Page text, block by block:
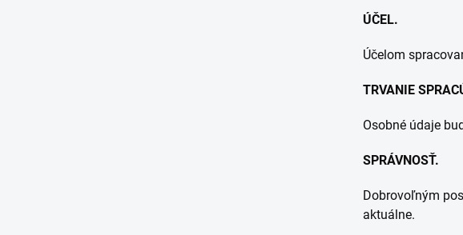
ÚČEL.
Účelom
TRVANIE
Osobné údaje
SPRÁVNOSŤ.
Dobrovoľným
aktuálne.